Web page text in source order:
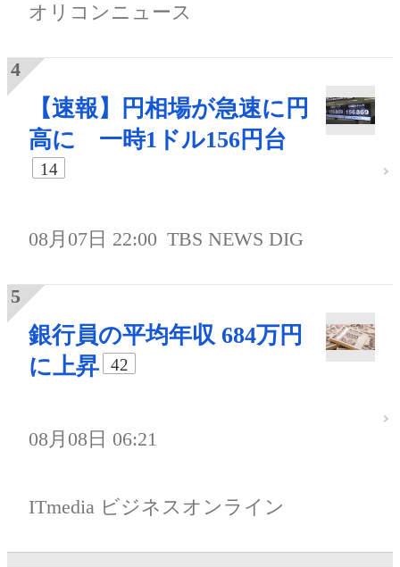
オリコンニュース
【速報】円相場が急速に円
高に 一時1ドル156円台
14
08月07日 22:00 TBS NEWS DIG
銀行員の平均年収 684万円
に上昇
42
08月08日 06:21
ITmedia ビジネスオンライン